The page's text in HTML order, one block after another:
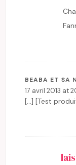
BEABA ET SA
17 avril 2013 at
[…] [Test